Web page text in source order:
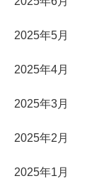
2025年5月
2025年4月
2025年3月
2025年2月
2025年1月